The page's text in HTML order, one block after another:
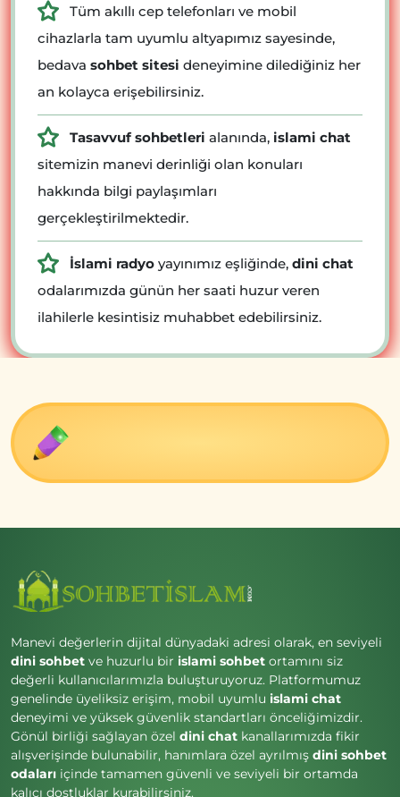
Tüm akıllı cep telefonları ve mobil
cihazlarla tam uyumlu altyapımız sayesinde,
bedava sohbet sitesi deneyimine dilediğiniz her
an kolayca erişebilirsiniz.
Tasavvuf sohbetleri alanında, islami chat
sitemizin manevi derinliği olan konuları
hakkında bilgi paylaşımları
gerçekleştirilmektedir.
İslami radyo yayınımız eşliğinde, dini chat
odalarımızda günün her saati huzur veren
ilahilerle kesintisiz muhabbet edebilirsiniz.
Manevi değerlerin dijital dünyadaki adresi olarak, en seviyeli
dini sohbet ve huzurlu bir islami sohbet ortamını siz
değerli kullanıcılarımızla buluşturuyoruz. Platformumuz
genelinde üyeliksiz erişim, mobil uyumlu islami chat
deneyimi ve yüksek güvenlik standartları önceliğimizdir.
Gönül birliği sağlayan özel dini chat kanallarımızda fikir
alışverişinde bulunabilir, hanımlara özel ayrılmış dini sohbet
odaları içinde tamamen güvenli ve seviyeli bir ortamda
kalıcı dostluklar kurabilirsiniz.